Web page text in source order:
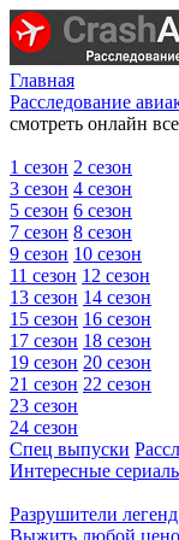
Главная
Расследование
смотреть онлайн
1 сезон 2 сезон
3 сезон 4 сезон
5 сезон 6 сезон
7 сезон 8 сезон
9 сезон 10 сезон
11 сезон 12 сезон
13 сезон 14 сезон
15 сезон 16 сезон
17 сезон 18 сезон
19 сезон 20 сезон
21 сезон 22 сезон
23 сезон
24 сезон
Спец выпуски
Интересные
Разрушители легенд
Выжить любой